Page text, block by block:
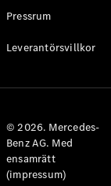
Pressrum
Leverantörsvillkor
© 2026. Mercedes-
Benz AG. Med
ensamrätt
(impressum)